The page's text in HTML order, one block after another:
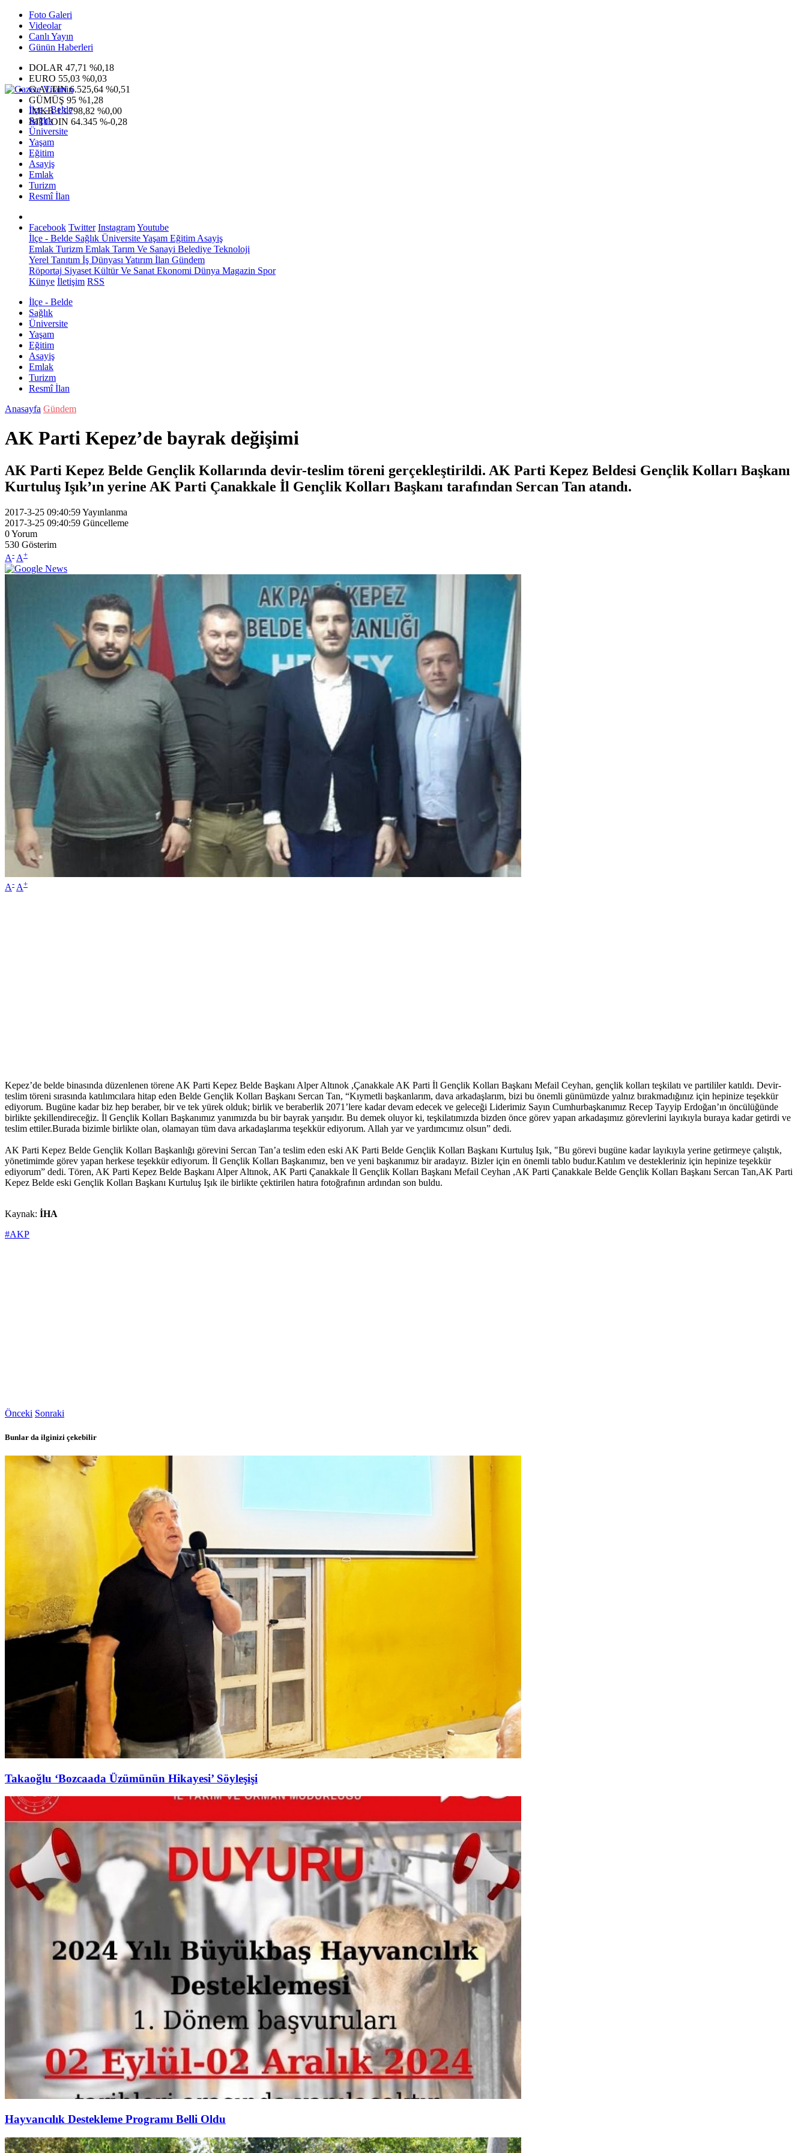
Foto Galeri
Videolar
Canlı Yayın
Günün Haberleri
DOLAR 47,71 %0,18
EURO 55,03 %0,03
G.ALTIN6.525,64 %0,51
GÜMÜŞ 95 %1,28
IMKB13.798,82 %0,00
BITCOIN 64.345 %-0,28
İlçe - Belde
Sağlık
Üniversite
Yaşam
Eğitim
Asayiş
Emlak
Turizm
Resmî İlan
Facebook Twitter InstagramYoutube
İlçe - Belde Sağlık ÜniversiteYaşam Eğitim Asayiş
Emlak Turizm Emlak Tarım Ve Sanayi Belediye Teknoloji
Yerel Tanıtım İş Dünyası Yatırım İlan Gündem
Röportaj Siyaset Kültür Ve Sanat Ekonomi Dünya Magazin Spor
Künye İletişim RSS
İlçe - Belde
Sağlık
Üniversite
Yaşam
Eğitim
Asayiş
Emlak
Turizm
Resmî İlan
Anasayfa Gündem
AK Parti Kepez’de bayrak değişimi
AK Parti Kepez Belde Gençlik Kollarında devir-teslim töreni gerçekleştirildi. AK Parti Kepez Beldesi Gençlik Kolları Başkanı
Kurtuluş Işık’ın yerine AK Parti Çanakkale İl Gençlik Kolları Başkanı tarafından Sercan Tan atandı.
2017-3-25 09:40:59Yayınlanma
2017-3-25 09:40:59 Güncelleme
0Yorum
530 Gösterim
A- A+
A- A+
Kepez’de belde binasında düzenlenen törene AK Parti Kepez Belde Başkanı Alper Altınok ,Çanakkale AK Parti İl Gençlik Kolları Başkanı Mefail Ceyhan, gençlik kolları teşkilatı ve partililer katıldı. Devir-
teslim töreni sırasında katılımcılara hitap eden Belde Gençlik Kolları Başkanı Sercan Tan, “Kıymetli başkanlarım, dava arkadaşlarım, bizi bu önemli günümüzde yalnız bırakmadığınız için hepinize teşekkür
ediyorum. Bugüne kadar biz hep beraber, bir ve tek yürek olduk; birlik ve beraberlik 2071’lere kadar devam edecek ve geleceği Liderimiz Sayın Cumhurbaşkanımız Recep Tayyip Erdoğan’ın öncülüğünde
birlikte şekillendireceğiz. İl Gençlik Kolları Başkanımız yanımızda bu bir bayrak yarışıdır. Bu demek oluyor ki, teşkilatımızda bizden önce görev yapan arkadaşımız görevlerini layıkıyla buraya kadar getirdi ve
teslim ettiler.Burada bizimle birlikte olan, olamayan tüm dava arkadaşlarıma teşekkür ediyorum. Allah yar ve yardımcımız olsun” dedi.
AK Parti Kepez Belde Gençlik Kolları Başkanlığı görevini Sercan Tan’a teslim eden eski AK Parti Belde Gençlik Kolları Başkanı Kurtuluş Işık, "Bu görevi bugüne kadar layıkıyla yerine getirmeye çalıştık,
yönetimimde görev yapan herkese teşekkür ediyorum. İl Gençlik Kolları Başkanımız, ben ve yeni başkanımız bir aradayız. Bizler için en önemli tablo budur.Katılım ve destekleriniz için hepinize teşekkür
ediyorum” dedi. Tören, AK Parti Kepez Belde Başkanı Alper Altınok, AK Parti Çanakkale İl Gençlik Kolları Başkanı Mefail Ceyhan ,AK Parti Çanakkale Belde Gençlik Kolları Başkanı Sercan Tan,AK Parti
Kepez Belde eski Gençlik Kolları Başkanı Kurtuluş Işık ile birlikte çektirilen hatıra fotoğrafının ardından son buldu.
Kaynak: İHA
#AKP
Önceki Sonraki
Bunlar da ilginizi çekebilir
Takaoğlu ‘Bozcaada Üzümünün Hikayesi’ Söyleşişi
Hayvancılık Destekleme Programı Belli Oldu